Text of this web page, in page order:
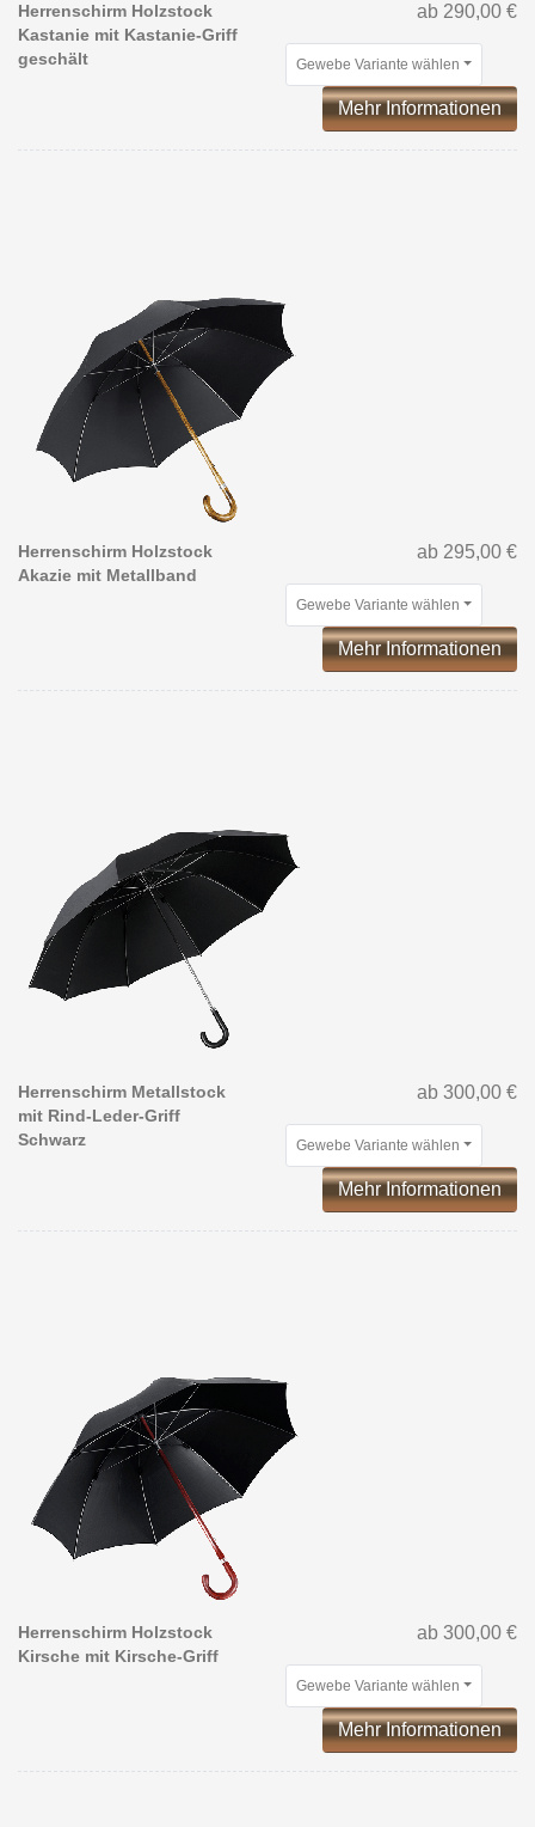
Herrenschirm Holzstock
Kastanie mit Kastanie-Griff
geschält
ab 290,00 €
Gewebe Variante wählen
Mehr Informationen
Herrenschirm Holzstock
Akazie mit Metallband
ab 295,00 €
Gewebe Variante wählen
Mehr Informationen
Herrenschirm Metallstock
mit Rind-Leder-Griff
Schwarz
ab 300,00 €
Gewebe Variante wählen
Mehr Informationen
Herrenschirm Holzstock
Kirsche mit Kirsche-Griff
ab 300,00 €
Gewebe Variante wählen
Mehr Informationen